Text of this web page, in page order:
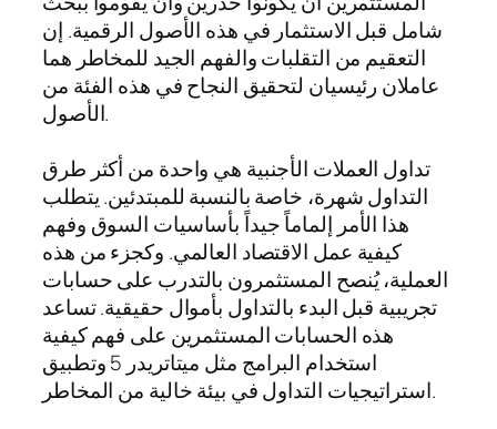
شامل قبل الاستثمار في هذه الأصول الرقمية. إن
التعقيم من التقلبات والفهم الجيد للمخاطر هما
عاملان رئيسيان لتحقيق النجاح في هذه الفئة من
الأصول.
تداول العملات الأجنبية هي واحدة من أكثر طرق
التداول شهرة، خاصة بالنسبة للمبتدئين. يتطلب
هذا الأمر إلماماً جيداً بأساسيات السوق وفهم
كيفية عمل الاقتصاد العالمي. وكجزء من هذه
العملية، يُنصح المستثمرون بالتدرب على حسابات
تجريبية قبل البدء بالتداول بأموال حقيقية. تساعد
هذه الحسابات المستثمرين على فهم كيفية
استخدام البرامج مثل ميتاتريدر 5 وتطبيق
استراتيجيات التداول في بيئة خالية من المخاطر.